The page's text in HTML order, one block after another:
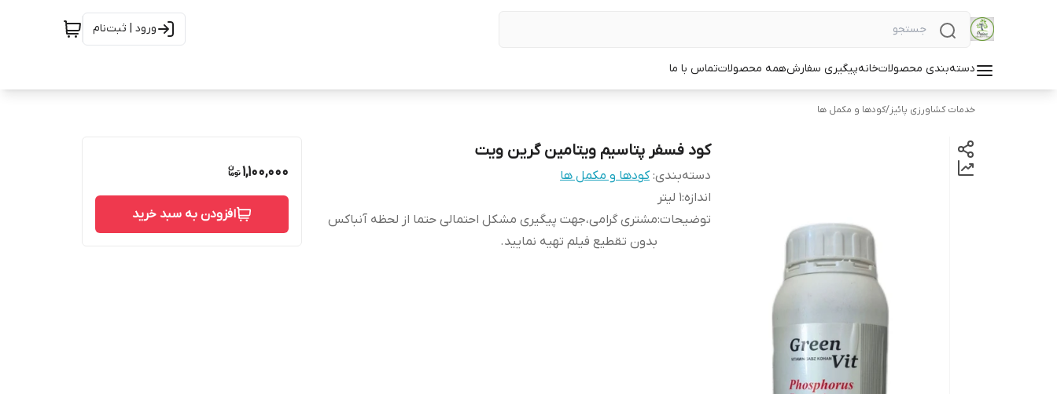
ورود | ثبت‌نام
دسته‌بندی محصولاتخانهپیگیری سفارشهمه محصولاتتماس با ما
خدمات کشاورزی پائیز/کودها و مکمل ها
کود فسفر پتاسیم ویتامین گرین ویت
دسته‌بندی:کودها و مکمل ها
اندازه:1 لیتر
توضیحات:مشتری گرامی،جهت پیگیری مشکل احتمالی حتما از لحظه آنباکس
بدون تقطیع فیلم تهیه نمایید.
1,100,000
افزودن به سبد خرید